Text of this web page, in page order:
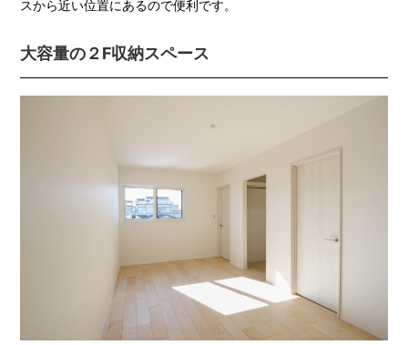
スから近い位置にあるので便利です。
大容量の２F収納スペース